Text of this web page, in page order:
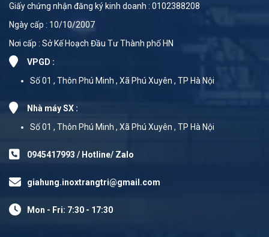
Giấy chứng nhận đăng ký kinh doanh : 0102388208
Ngày cấp : 10/10/2007
Nơi cấp : Sở Kế Hoạch Đầu Tư Thành phố HN
VPGD :
Số 01 , Thôn Phú Minh , Xã Phú Xuyên , TP Hà Nội
Nhà máy SX :
Số 01 , Thôn Phú Minh , Xã Phú Xuyên , TP Hà Nội
0945417993 / Hotline/ Zalo
giahung.inoxtrangtri@gmail.com
Mon - Fri: 7:30 - 17:30